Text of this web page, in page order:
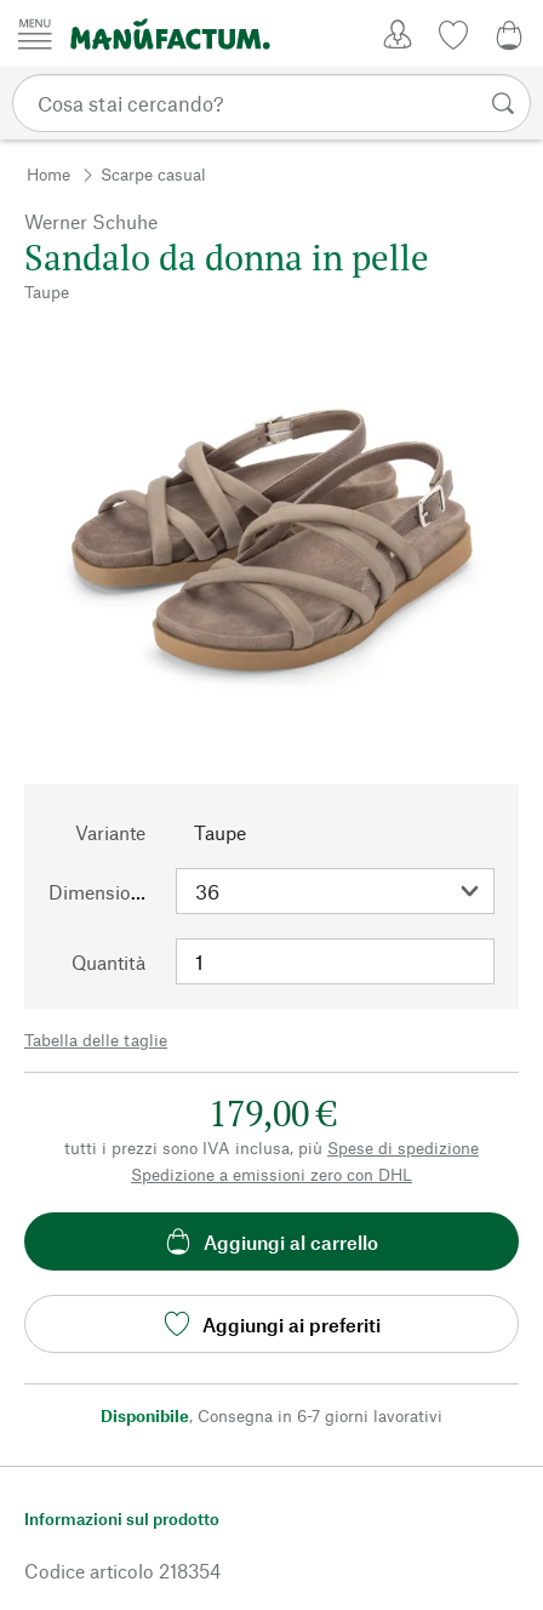
Vai al contenuto
Home Scarpe casual
Werner Schuhe
Sandalo da donna in pelle
Taupe
Variante Taupe
Dimensioni
Quantità
Tabella delle taglie
179,00 €
tutti i prezzi sono IVA inclusa, più Spese di spedizione
Spedizione a emissioni zero con DHL
Aggiungi al carrello
Aggiungi ai preferiti
Disponibile, Consegna in 6-7 giorni lavorativi
Informazioni sul prodotto
Codice articolo 218354